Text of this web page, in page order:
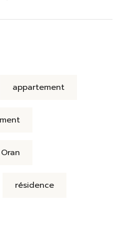
appartement
Oran
résidence